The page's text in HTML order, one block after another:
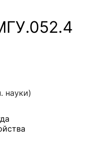
науки)